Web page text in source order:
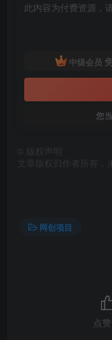
此内容为付费资源，
中级会员
您
版权声明
文章版权归作者所有，
网创项目
点赞